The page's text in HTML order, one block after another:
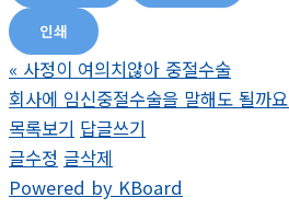
인쇄
« 사정이 여의치않아 중절수술
회사에 임신중절수술을 말해도 될까요
목록보기 답글쓰기
글수정 글삭제
Powered by KBoard